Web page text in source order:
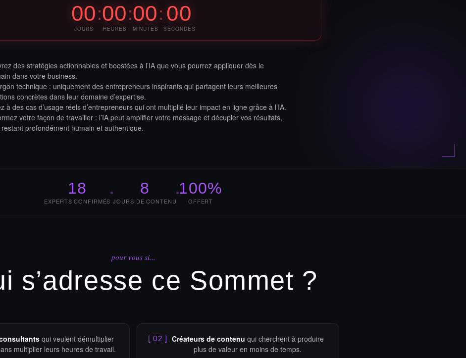
00
JOURS
:00
HEURES
:00
MINUTES
: 00
SECONDES
des stratégies actionnables et boostées à l’IA que vous pourrez appliquer dès le
dans votre business.
technique : uniquement des entrepreneurs inspirants qui partagent leurs meilleures
concrètes dans leur domaine d’expertise.
à des cas d’usage réels d’entrepreneurs qui ont multiplié leur impact en ligne grâce à l’IA.
votre façon de travailler : l’IA peut amplifier votre message et décupler vos résultats,
profondément humain et authentique.
18
EXPERTS CONFIRMÉS
8
JOURS DE CONTENU
100%
OFFERT
pour vous si...
s’adresse ce Sommet ?
qui veulent démultiplier
multiplier leurs heures de travail.
[ 02 ] Créateurs de contenu qui cherchent à produire
plus de valeur en moins de temps.